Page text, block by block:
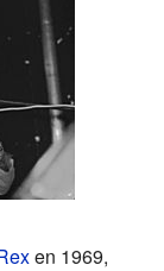
en 1969,